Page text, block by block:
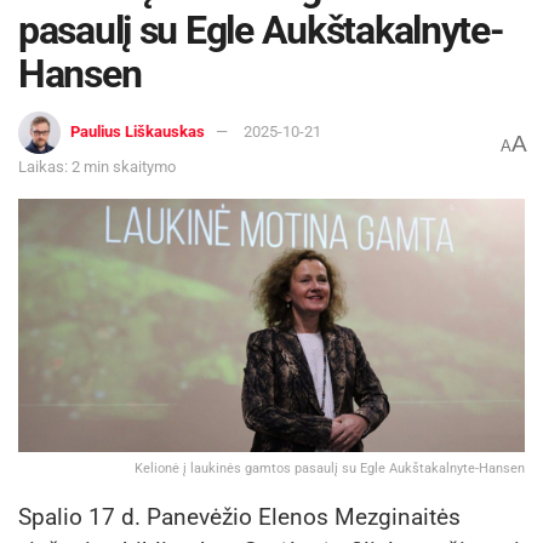
pasaulį su Egle Aukštakalnyte-
Hansen
Paulius Liškauskas
2025-10-21
Laikas: 2 min skaitymo
AA
Kelionė į laukinės gamtos pasaulį su Egle Aukštakalnyte-Hansen
Spalio 17 d. Panevėžio Elenos Mezginaitės